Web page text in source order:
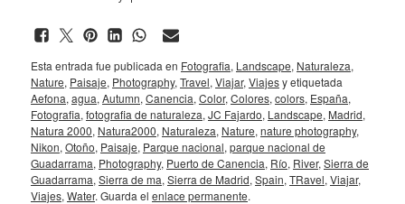
Esta entrada fue publicada en Fotografia, Landscape, Naturaleza,
Nature, Paisaje, Photography, Travel, Viajar, Viajesy etiquetada
Aefona, agua, Autumn, Canencia, Color, Colores, colors, España,
Fotografia, fotografia de naturaleza, JC Fajardo, Landscape, Madrid,
Natura 2000, Natura2000, Naturaleza, Nature, nature photography,
Nikon, Otoño, Paisaje, Parque nacional, parque nacional de
Guadarrama, Photography, Puerto de Canencia, Río, River, Sierra de
Guadarrama, Sierra de ma, Sierra de Madrid, Spain, TRavel, Viajar,
Viajes, Water. Guarda el enlace permanente.